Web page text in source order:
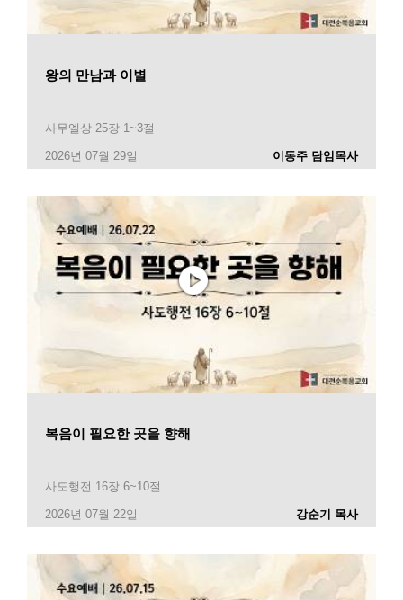
왕의 만남과 이별
사무엘상 25장 1~3절
2026년 07월 29일 이동주 담임목사
복음이 필요한 곳을 향해
사도행전 16장 6~10절
2026년 07월 22일 강순기 목사